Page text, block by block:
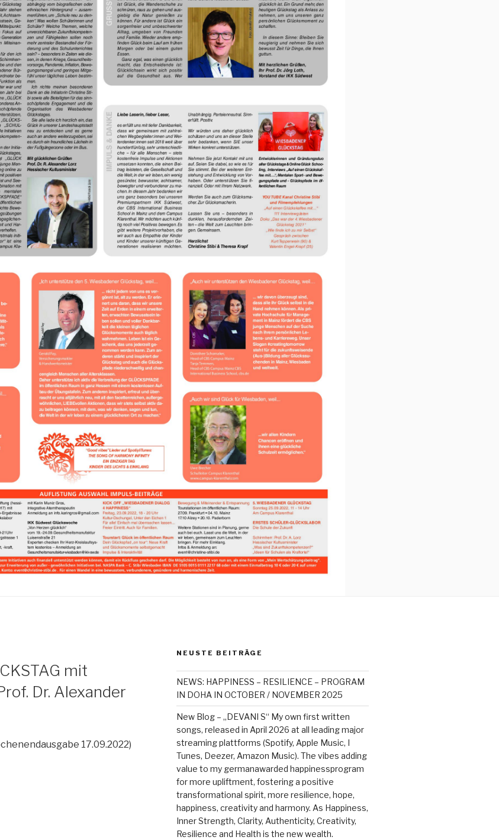
mit
Dr. Alexander
17.09.2022)
NEUSTE BEITRÄGE
NEWS: HAPPINESS – RESILIENCE – PROGRAM
IN DOHA IN OCTOBER / NOVEMBER 2025
New Blog – „DEVANI S“ My own first written
songs, released in April 2026 at all leading major
streaming plattforms (Spotify, Apple Music, I
Tunes, Deezer, Amazon Music). The vibes adding
value to my germanawarded happinessprogram
for more upliftment, fostering a positive
transformational spirit, more resilience, hope,
happiness, creativity and harmony. As Happiness,
Inner Strength, Clarity, Authenticity, Creativity,
Resilience and Health is the new wealth.